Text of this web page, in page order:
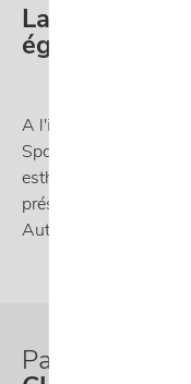
La CUPRA
également
A l'instar de la
Sportstourer
esthétiques et
présenter ces
Autosphere à Liège,
Pas envie